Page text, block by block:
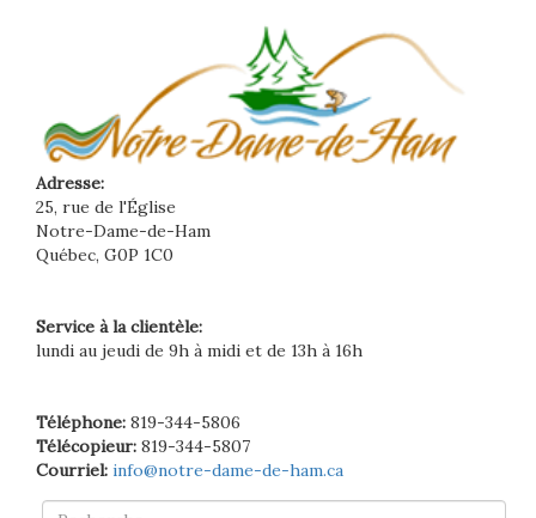
Adresse:
25, rue de l'Église
Notre-Dame-de-Ham
Québec, G0P 1C0
Service à la clientèle:
lundi au jeudi de 9h à midi et de 13h à 16h
Téléphone: 819-344-5806
Télécopieur: 819-344-5807
Courriel: info@notre-dame-de-ham.ca